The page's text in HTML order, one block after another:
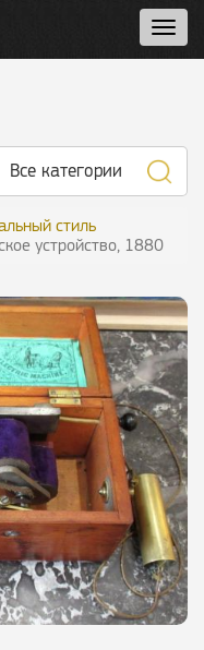
и
Все категории
стиль
устройство, 1880